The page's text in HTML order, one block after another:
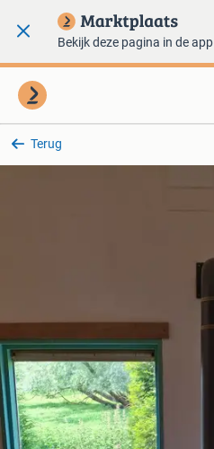
Bekijk deze pagina in de app
Terug